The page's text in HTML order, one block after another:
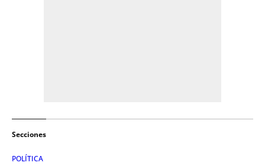
Secciones
POLÍTICA